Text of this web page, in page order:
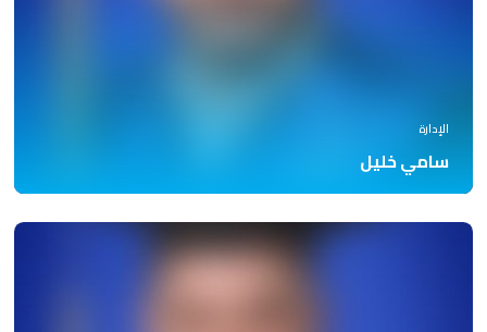
الإدارة
سامي خليل